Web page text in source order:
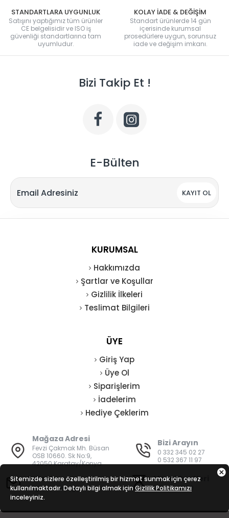
STANDARTLARA UYGUNLUK
Satışını yaptığımız tüm ürünler
CE belgelisidir ve ISO iş
güvenliği standartlarına tam
uyumludur.
KOLAY İADE & DEĞİŞİM
Standart ürünlerde 14 gün
içerisinde kurumsal
prosedürlere uygun, sorunsuz
iade ve değişim imkanı.
Bizi Takip Et !
E-Bülten
KAYIT OL
KURUMSAL
Hakkımızda
Şartlar ve Koşullar
Gizlilik İlkeleri
Teslimat Bilgileri
ÜYE
Giriş Yap
Üye Ol
Siparişlerim
İadelerim
Hediye Çeklerim
Mağaza Adresi
Fevzi Çakmak Mh. Büsan
OSB 10660. Sk No:9,
42050 Karatay/Konya
Bizi Arayın
0 332 345 02 27
0 532 367 11 97
E-Posta
bilgi@vatanisguvenligi.com
Mesai Saatleri
08:00 - 19:00
Sitemizde sizlere özelleştirilmiş bir hizmet sunmak için çerez
kullanılmaktadır. Detaylı bilgi almak için Gizlilik Politikamızı
inceleyiniz.